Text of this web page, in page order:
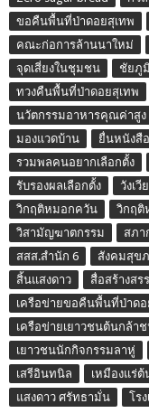
ขอคืนพื้นที่ป่าดอยสุเทพ
คณะก่อการล้านนาใหม่
จุดเสี่ยงในชุมชน
ชัยภู
ทวงคืนพื้นที่ป่าดอยสุเทพ
นวัตกรรมอาหารคุณค่าสูง
มองแวดบ้าน
ยื่นหนังสื
รวมพลคนอยากเลือกตั้ง
รับรองผลเลือกตั้ง
วังเวี
วิกฤติหมอกควัน
วิกฤติ
วิสามัญฆาตกรรม
สภา
สสส.สำนัก 6
สังคมสุข
สิ้นแสงดาว
สื่อสร้างสร
เครือข่ายขอคืนพื้นที่ป่าดอ
เครือข่ายเยาวชนต้นกล้า
เยาวชนนักกิจกรรมลาหู่
เสรีอินทนิล
เหมืองแร่
แสงดาว ศรัทธามั่น
โร